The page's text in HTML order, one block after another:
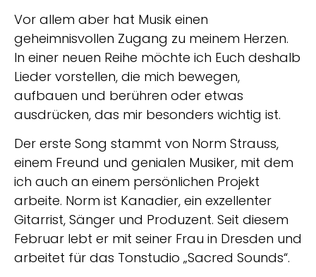
Vor allem aber hat Musik einen
geheimnisvollen Zugang zu meinem Herzen.
In einer neuen Reihe möchte ich Euch deshalb
Lieder vorstellen, die mich bewegen,
aufbauen und berühren oder etwas
ausdrücken, das mir besonders wichtig ist.
Der erste Song stammt von Norm Strauss,
einem Freund und genialen Musiker, mit dem
ich auch an einem persönlichen Projekt
arbeite. Norm ist Kanadier, ein exzellenter
Gitarrist, Sänger und Produzent. Seit diesem
Februar lebt er mit seiner Frau in Dresden und
arbeitet für das Tonstudio „Sacred Sounds“.